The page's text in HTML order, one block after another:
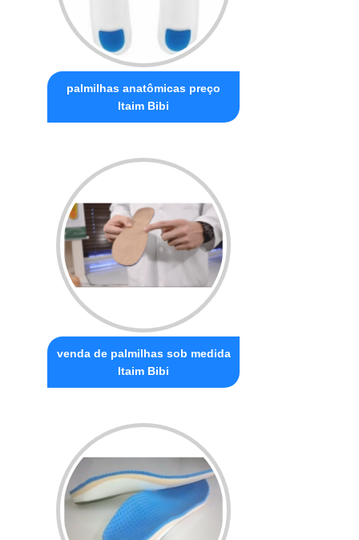
palmilhas anatômicas preço
Itaim Bibi
venda de palmilhas sob medida
Itaim Bibi